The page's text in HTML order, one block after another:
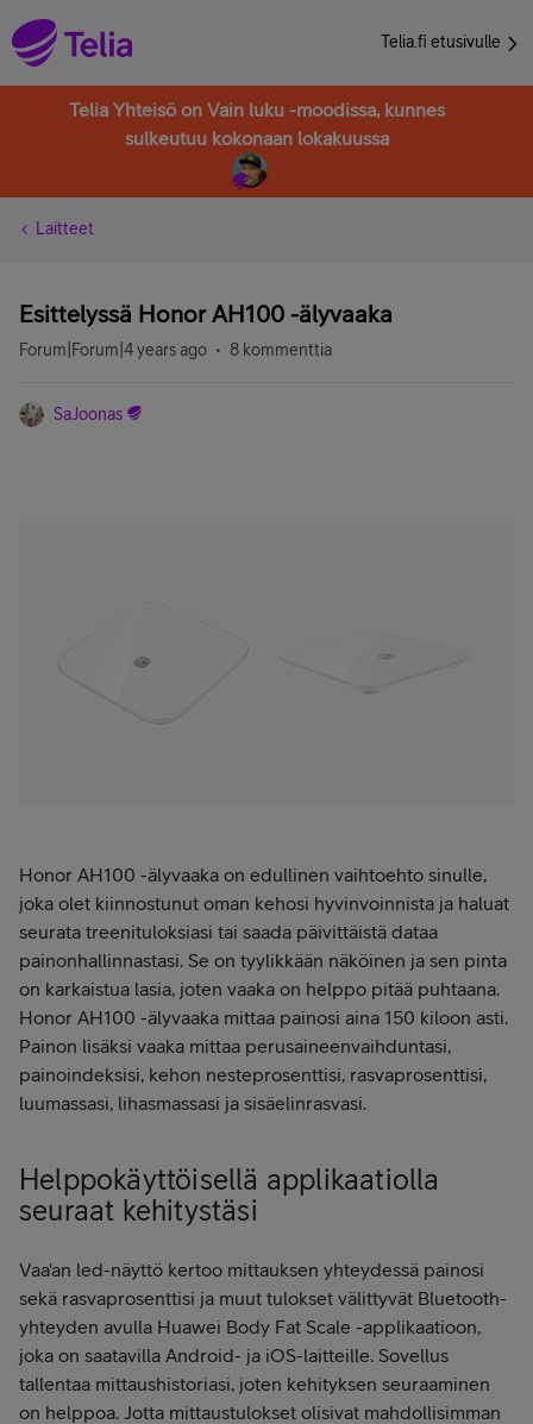
Telia.fi etusivulle
Telia Yhteisö on Vain luku -moodissa, kunnes
sulkeutuu kokonaan lokakuussa
Laitteet
Esittelyssä Honor AH100 -älyvaaka
Forum|Forum|4 years ago 8 kommenttia
SaJoonas
Honor AH100 -älyvaaka on edullinen vaihtoehto sinulle,
joka olet kiinnostunut oman kehosi hyvinvoinnista ja haluat
seurata treenituloksiasi tai saada päivittäistä dataa
painonhallinnastasi. Se on tyylikkään näköinen ja sen pinta
on karkaistua lasia, joten vaaka on helppo pitää puhtaana.
Honor AH100 -älyvaaka mittaa painosi aina 150 kiloon asti.
Painon lisäksi vaaka mittaa perusaineenvaihduntasi,
painoindeksisi, kehon nesteprosenttisi, rasvaprosenttisi,
luumassasi, lihasmassasi ja sisäelinrasvasi.
Helppokäyttöisellä applikaatiolla
seuraat kehitystäsi
Vaa'an led-näyttö kertoo mittauksen yhteydessä painosi
sekä rasvaprosenttisi ja muut tulokset välittyvät Bluetooth-
yhteyden avulla Huawei Body Fat Scale -applikaatioon,
joka on saatavilla Android- ja iOS-laitteille. Sovellus
tallentaa mittaushistoriasi, joten kehityksen seuraaminen
on helppoa. Jotta mittaustulokset olisivat mahdollisimman